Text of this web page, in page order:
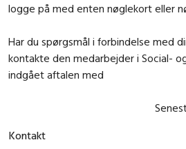
logge på med enten nøglekort eller
Har du spørgsmål i forbindelse med
kontakte den medarbejder i Social-
indgået aftalen med
Kontakt